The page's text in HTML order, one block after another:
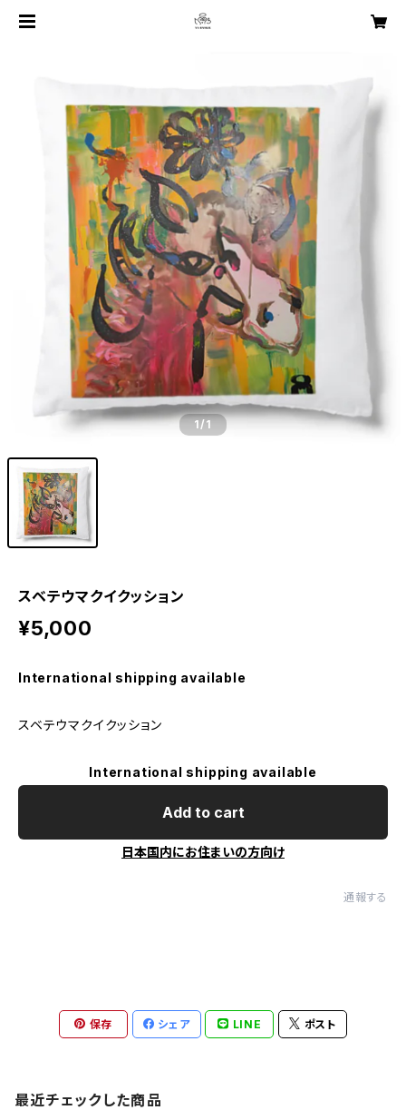
1/1
スベテウマクイクッション
¥5,000
International shipping available
スベテウマクイクッション
International shipping available
Add to cart
日本国内にお住まいの方向け
通報する
保存 シェア LINE ポスト
最近チェックした商品